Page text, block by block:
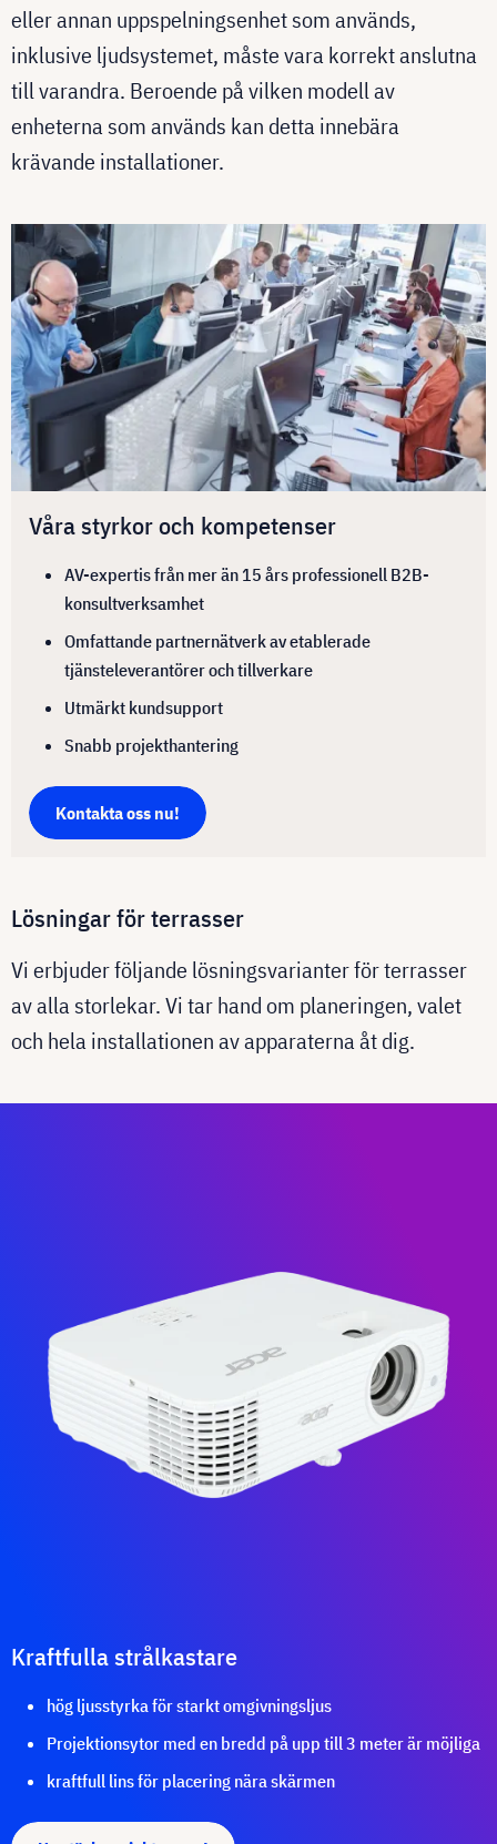
eller annan uppspelningsenhet som används,
inklusive ljudsystemet, måste vara korrekt anslutna
till varandra. Beroende på vilken modell av
enheterna som används kan detta innebära
krävande installationer.
Våra styrkor och kompetenser
AV-expertis från mer än 15 års professionell B2B-
konsultverksamhet
Omfattande partnernätverk av etablerade
tjänsteleverantörer och tillverkare
Utmärkt kundsupport
Snabb projekthantering
Kontakta oss nu!
Lösningar för terrasser
Vi erbjuder följande lösningsvarianter för terrasser
av alla storlekar. Vi tar hand om planeringen, valet
och hela installationen av apparaterna åt dig.
Kraftfulla strålkastare
hög ljusstyrka för starkt omgivningsljus
Projektionsytor med en bredd på upp till 3 meter är möjliga
kraftfull lins för placering nära skärmen